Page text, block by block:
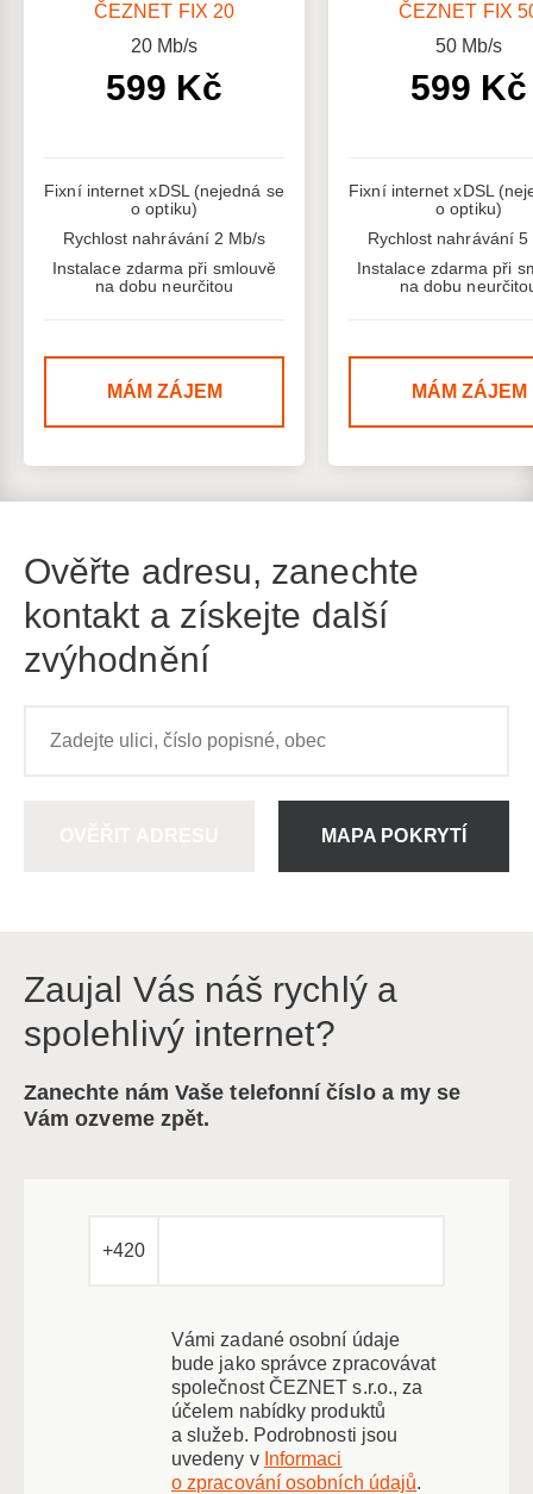
ČEZNET FIX 20
20Mb/s
599 Kč
Fixní internet xDSL (nejedná se
o optiku)
Rychlost nahrávání 2 Mb/s
Instalace zdarma při smlouvě
na dobu neurčitou
MÁM ZÁJEM
ČEZNET FIX
50Mb/s
599 Kč
Fixní internet xDSL
o optiku)
Rychlost nahrávání 5
Instalace zdarma při
na dobu
MÁM ZÁJEM
Ověřte adresu, zanechte
kontakt a získejte další
zvýhodnění
MAPA POKRYTÍ
Zaujal Vás náš rychlý a
spolehlivý internet?
Zanechte nám Vaše telefonní číslo a my se
Vám ozveme zpět.
+420
Vámi zadané osobní údaje
bude jako správce zpracovávat
společnost ČEZNET s.r.o., za
účelem nabídky produktů
a služeb. Podrobnosti jsou
uvedeny v Informaci
o zpracování osobních údajů.